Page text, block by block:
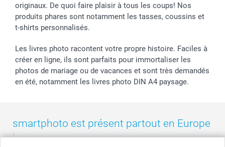
smarfriends
smartgarantie
smartbonus
originaux. De quoi faire plaisir à tous les coups! Nos
produits phares sont notamment les tasses, coussins et
t-shirts personnalisés.
Les livres photo racontent votre propre histoire. Faciles à
créer en ligne, ils sont parfaits pour immortaliser les
photos de mariage ou de vacances et sont très demandés
en été, notamment les livres photo DIN A4 paysage.
smartphoto est présent partout en Europe
: